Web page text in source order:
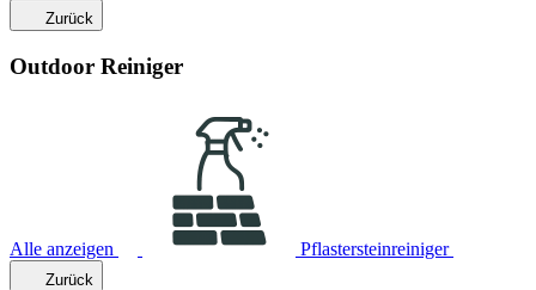
Zurück
Outdoor Reiniger
Alle anzeigen Pflastersteinreiniger
Zurück